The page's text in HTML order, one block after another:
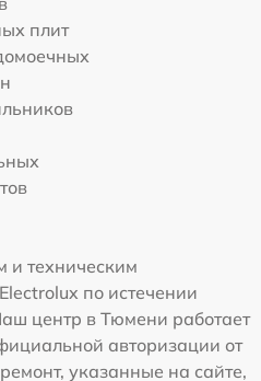
плит
и техническим
по истечении
центр в Тюмени работает
авторизации от
указанные на сайте,